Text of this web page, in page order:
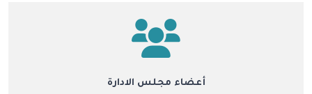
أعضاء مجلس الادارة